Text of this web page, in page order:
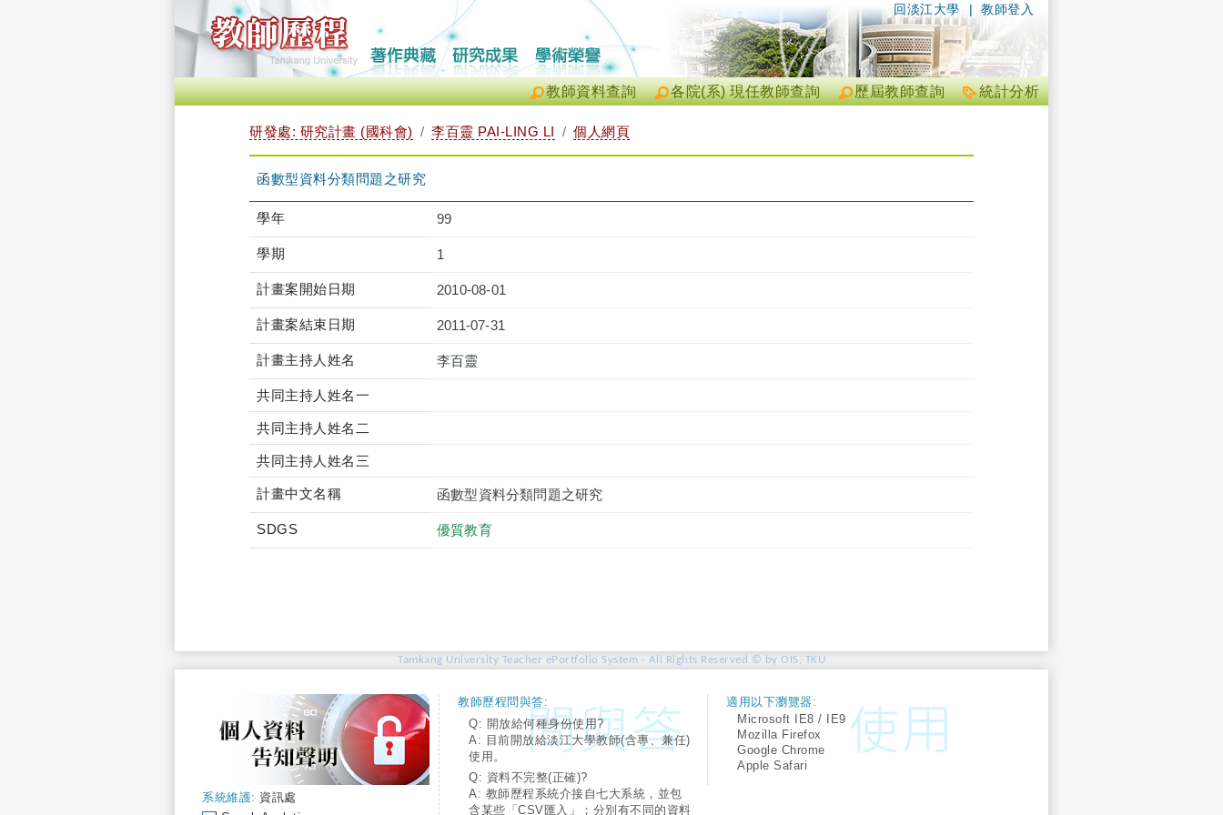
| 教師登入
回淡江大學
統計分析
歷屆教師查詢
各院(系) 現任教師查詢
教師資料查詢
研發處: 研究計畫 (國科會) 李百靈 PAI-LING LI 個人網頁
函數型資料分類問題之研究
學年 99
學期 1
計畫案開始日期 2010-08-01
計畫案結束日期 2011-07-31
計畫主持人姓名 李百靈
共同主持人姓名一
共同主持人姓名二
共同主持人姓名三
計畫中文名稱 函數型資料分類問題之研究
SDGS 優質教育
Tamkang University Teacher ePortfolio System - All Rights Reserved © by OIS, TKU
系統維護: 資訊處
教師歷程問與答:
Q: 開放給何種身份使用?
A: 目前開放給淡江大學教師(含專、兼任)
使用。
Q: 資料不完整(正確)?
A: 教師歷程系統介接自七大系統，並包
含某些「CSV匯入」；分別有不同的資料
適用以下瀏覽器:
Microsoft IE8 / IE9
Mozilla Firefox
Google Chrome
Apple Safari